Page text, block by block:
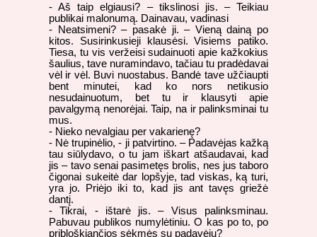
- Aš taip elgiausi? – tikslinosi jis. – Teikiau
publikai malonumą. Dainavau, vadinasi
- Neatsimeni? – pasakė ji. – Vieną dainą po
kitos. Susirinkusieji klausėsi. Visiems patiko.
Tiesa, tu vis veržeisi sudainuoti apie kažkokius
šaulius, tave nuramindavo, tačiau tu pradėdavai
vėl ir vėl. Buvi nuostabus. Bandė tave užčiaupti
bent minutei, kad ko nors netikusio
nesudainuotum, bet tu ir klausyti apie
pavalgymą nenorėjai. Taip, na ir palinksminai tu
mus.
- Nieko nevalgiau per vakarienę?
- Nė trupinėlio, - ji patvirtino. – Padavėjas kažką
tau siūlydavo, o tu jam iškart atšaudavai, kad
jis – tavo senai pasimetęs brolis, nes jus taboro
čigonai sukeitė dar lopšyje, tad viskas, ką turi,
yra jo. Priėjo iki to, kad jis ant tavęs griežė
dantį.
- Tikrai, - ištarė jis. – Visus palinksminau.
Pabuvau publikos numylėtiniu. O kas po to, po
pribloškiančios sėkmės su padavėju?